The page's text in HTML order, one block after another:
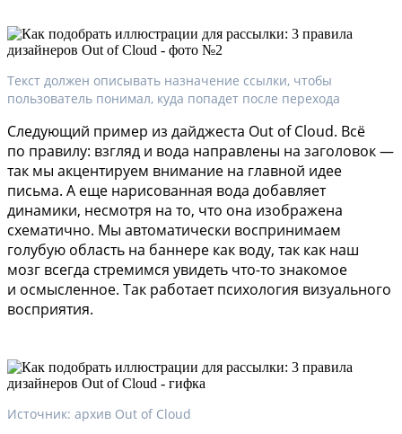
Текст должен описывать назначение ссылки, чтобы
пользователь понимал, куда попадет после перехода
Следующий пример из дайджеста Out of Cloud. Всё
по правилу: взгляд и вода направлены на заголовок —
так мы акцентируем внимание на главной идее
письма. А еще нарисованная вода добавляет
динамики, несмотря на то, что она изображена
схематично. Мы автоматически воспринимаем
голубую область на баннере как воду, так как наш
мозг всегда стремимся увидеть что-то знакомое
и осмысленное. Так работает психология визуального
восприятия.
Источник: архив Out of Cloud